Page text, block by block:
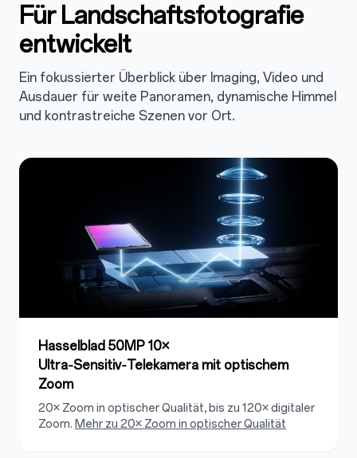
Für Landschaftsfotografie
entwickelt
Ein fokussierter Überblick über Imaging, Video und
Ausdauer für weite Panoramen, dynamische Himmel
und kontrastreiche Szenen vor Ort.
Hasselblad 50MP 10×
Ultra‑Sensitiv‑Telekamera mit optischem
Zoom
20× Zoom in optischer Qualität, bis zu 120× digitaler
Zoom. Mehr zu 20× Zoom in optischer Qualität